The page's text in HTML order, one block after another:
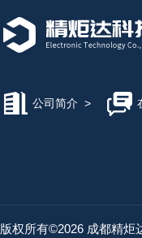
公司简介 >
版权所有©2026 成都精炬